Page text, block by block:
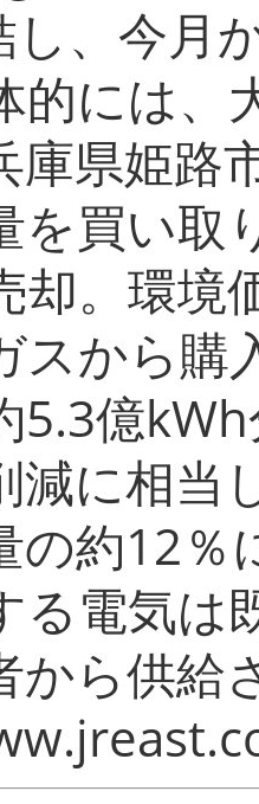
し、今月
的には、
庫県姫路
を買い取
却。環境
スから購
5.3億
減に相当
の約12％
る電気は
から供給